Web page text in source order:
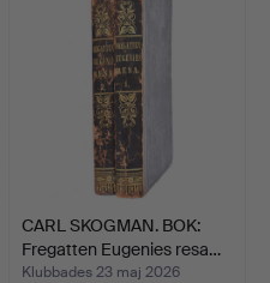
CARL SKOGMAN. BOK:
Fregatten Eugenies resa…
Klubbades 23 maj 2026